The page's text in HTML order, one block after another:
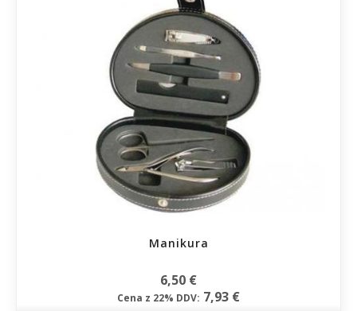
Manikura
6,50 €
Cena z 22% DDV: 7,93 €